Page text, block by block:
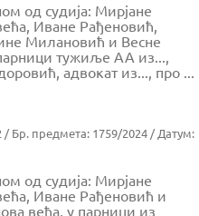
од судија: Мирјане
Иване Рађеновић,
Милановић и Весне
тужиље АА из...,
адвокат из..., про ...
/ Бр. предмета: 1759/2024 / Датум:
од судија: Мирјане
Иване Рађеновић и
већа, у парници из